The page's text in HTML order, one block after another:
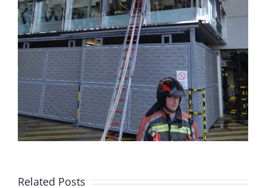
Related Posts